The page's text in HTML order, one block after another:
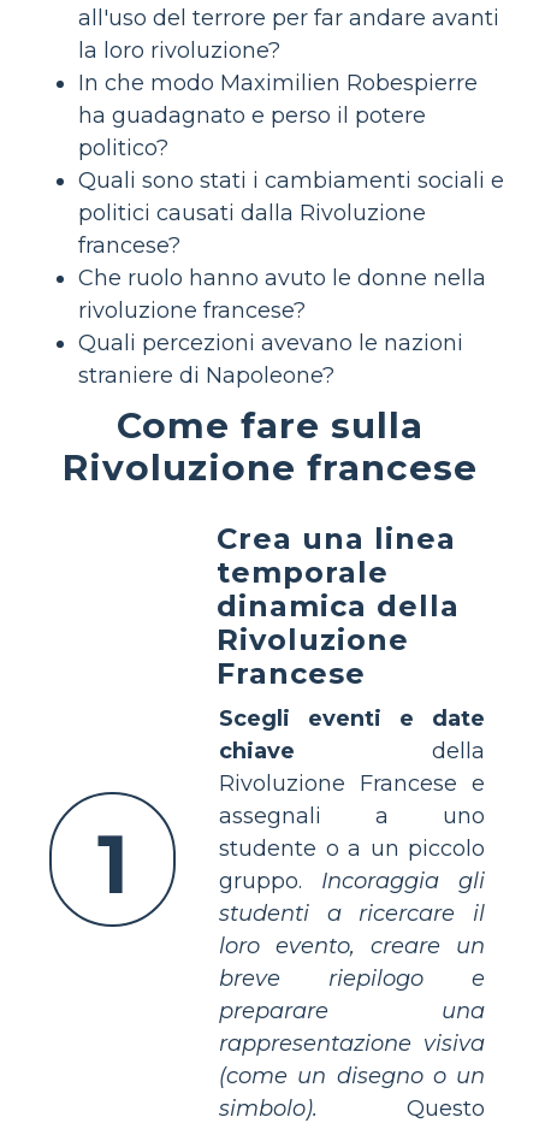
all'uso del terrore per far andare avanti
la loro rivoluzione?
In che modo Maximilien Robespierre
ha guadagnato e perso il potere
politico?
Quali sono stati i cambiamenti sociali e
politici causati dalla Rivoluzione
francese?
Che ruolo hanno avuto le donne nella
rivoluzione francese?
Quali percezioni avevano le nazioni
straniere di Napoleone?
Come fare sulla
Rivoluzione francese
1
Crea una linea
temporale
dinamica della
Rivoluzione
Francese
Scegli eventi e date
chiave della
Rivoluzione Francese e
assegnali a uno
studente o a un piccolo
gruppo. Incoraggia gli
studenti a ricercare il
loro evento, creare un
breve riepilogo e
preparare una
rappresentazione visiva
(come un disegno o un
simbolo). Questo